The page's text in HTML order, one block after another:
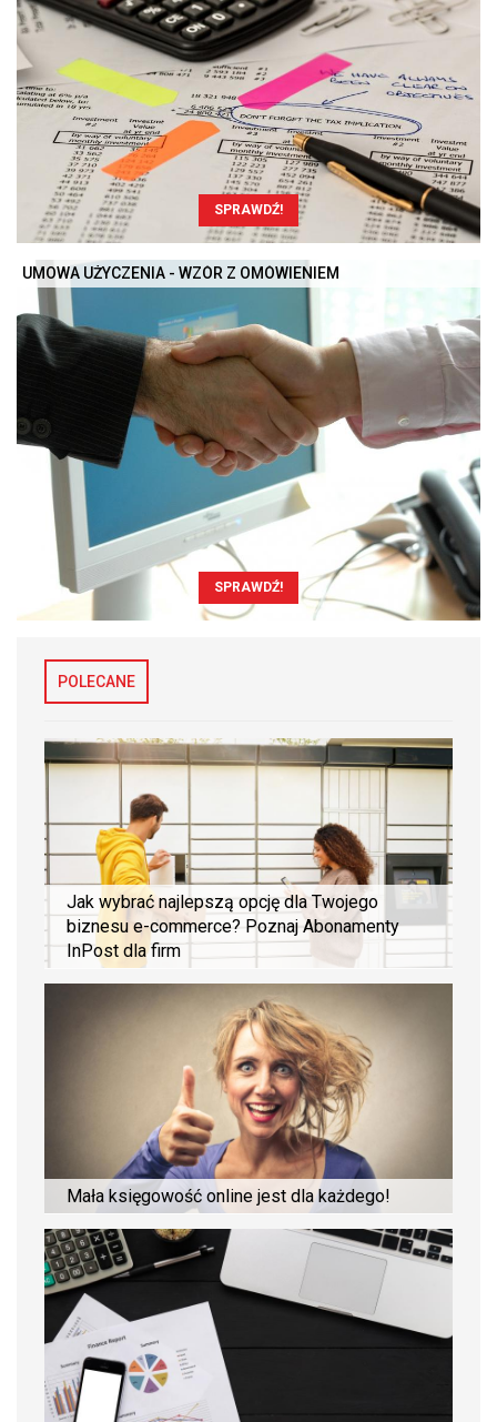
SPRAWDŹ!
UMOWA UŻYCZENIA - WZÓR Z OMÓWIENIEM
SPRAWDŹ!
POLECANE
Jak wybrać najlepszą opcję dla Twojego
biznesu e-commerce? Poznaj Abonamenty
InPost dla firm
Mała księgowość online jest dla każdego!